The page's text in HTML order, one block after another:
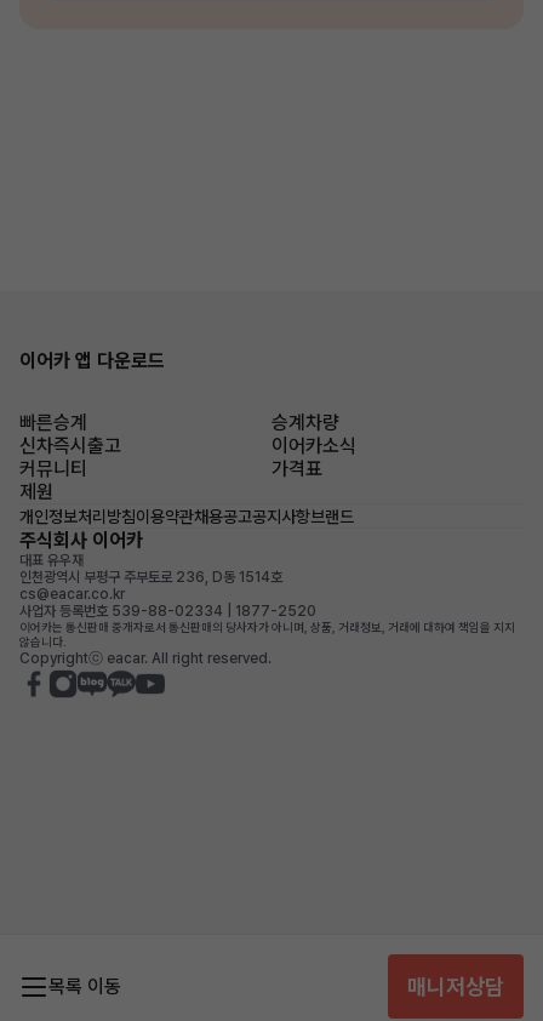
목록 이동 매니저상담
이어카 앱 다운로드
빠른승계
승계차량
신차즉시출고
이어카소식
커뮤니티
가격표
제원
개인정보처리방침이용약관채용공고공지사항브랜드
주식회사 이어카
대표 유우재
인천광역시 부평구 주부토로 236, D동 1514호
cs@eacar.co.kr
사업자 등록번호 539-88-02334 | 1877-2520
이어카는 통신판매 중개자로서 통신판매의 당사자가 아니며, 상품, 거래정보, 거래에 대하여 책임을 지지
않습니다.
Copyrightⓒ eacar. All right reserved.